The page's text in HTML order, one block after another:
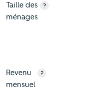
Taille des
ménages
?
Revenu
mensuel
?